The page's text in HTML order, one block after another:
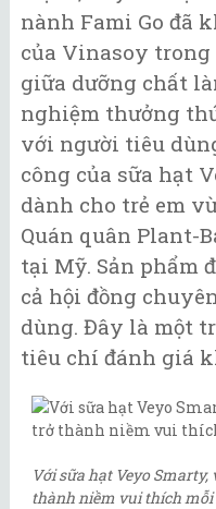
nành Fami Go đã
của Vinasoy
giữa dưỡng chất
nghiệm thưởng
với người tiêu
công của sữa hạt
dành cho trẻ em
Quán quân Plant-
tại Mỹ. Sản phẩm
cả hội đồng
dùng. Đây là một
tiêu chí đánh giá
Với sữa hạt Veyo
thành niềm vui thích mỗi